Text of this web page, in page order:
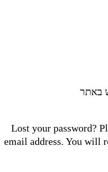
באתר
Lost your password?
email address. You will